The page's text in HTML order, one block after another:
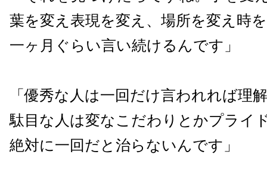
葉を変え表現を変え、場所を変え時
一ヶ月ぐらい言い続けるんです」
「優秀な人は一回だけ言われれば理
駄目な人は変なこだわりとかプライ
絶対に一回だと治らないんです」